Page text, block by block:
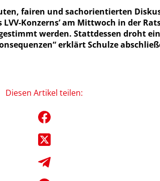
fairen und sachorientierten
Konzerns’ am Mittwoch in der
werden. Stattdessen droht
erklärt Schulze
Diesen Artikel teilen: